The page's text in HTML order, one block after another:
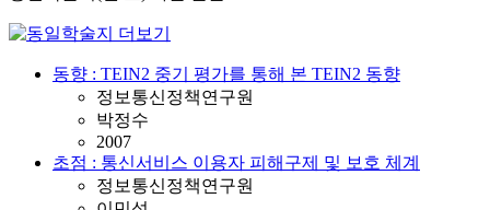
동향 : TEIN2 중기 평가를 통해 본 TEIN2 동향
정보통신정책연구원
박정수
2007
초점 : 통신서비스 이용자 피해구제 및 보호 체계
정보통신정책연구원